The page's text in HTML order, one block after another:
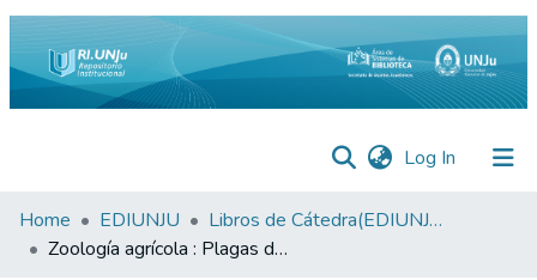
Log In (current)
Inicio
Institucional
Home EDIUNJU
Libros de Cátedra(EDIUNJU)
Zoología agrícola : Plagas de los principales cultivos del NOA